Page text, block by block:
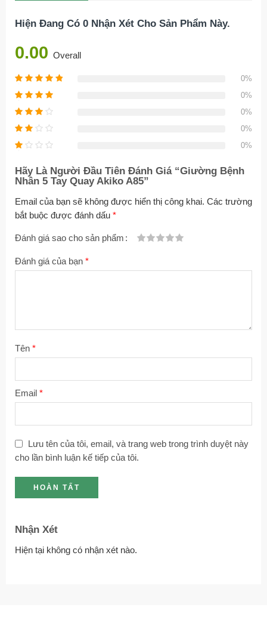
Hiện Đang Có 0 Nhận Xét Cho Sản Phẩm Này.
0.00 Overall
0%
0%
0%
0%
0%
Hãy Là Người Đầu Tiên Đánh Giá “Giường Bệnh
Nhân 5 Tay Quay Akiko A85”
Email của bạn sẽ không được hiển thị công khai. Các trường
bắt buộc được đánh dấu *
Đánh giá sao cho sản phẩm
Đánh giá của bạn *
Tên *
Email *
Lưu tên của tôi, email, và trang web trong trình duyệt này
cho lần bình luận kế tiếp của tôi.
Nhận Xét
Hiện tại không có nhận xét nào.